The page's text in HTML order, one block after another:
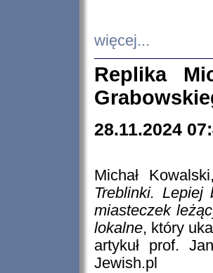
więcej...
Replika
28.11.2024
Michał
Treblinki. Lepiej
miasteczek
lokalne, który
artykuł prof.
Jewish.pl